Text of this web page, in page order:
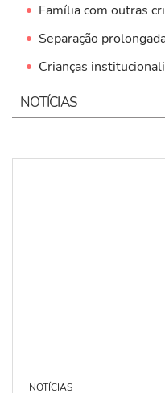
Família com outras
Separação
Crianças
NOTÍCIAS
NOTÍCIAS